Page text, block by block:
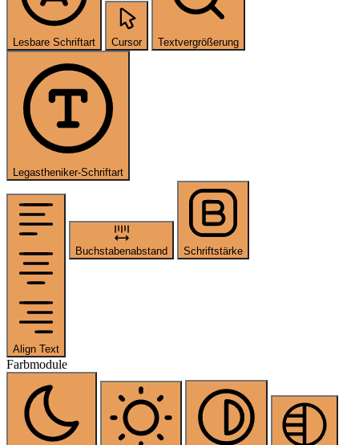
Lesbare Schriftart Cursor Textvergrößerung
Legastheniker-Schriftart
Align Text
Buchstabenabstand Schriftstärke
Farbmodule